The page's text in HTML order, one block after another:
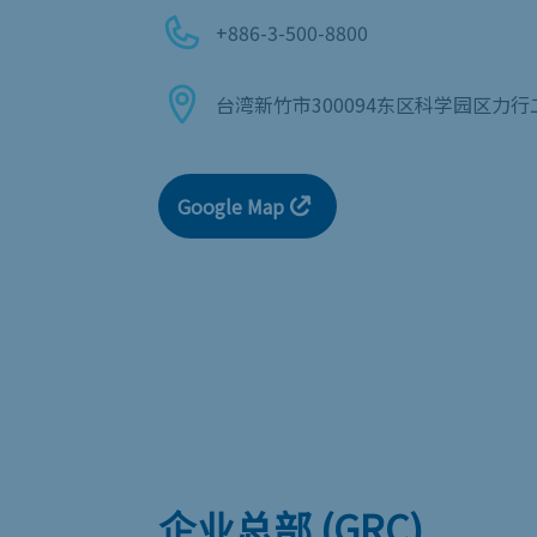
+886-3-500-8800
台湾新竹市300094东区科学园区力行
Google Map